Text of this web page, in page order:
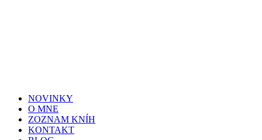
NOVINKY
O MNE
ZOZNAM KNÍH
KONTAKT